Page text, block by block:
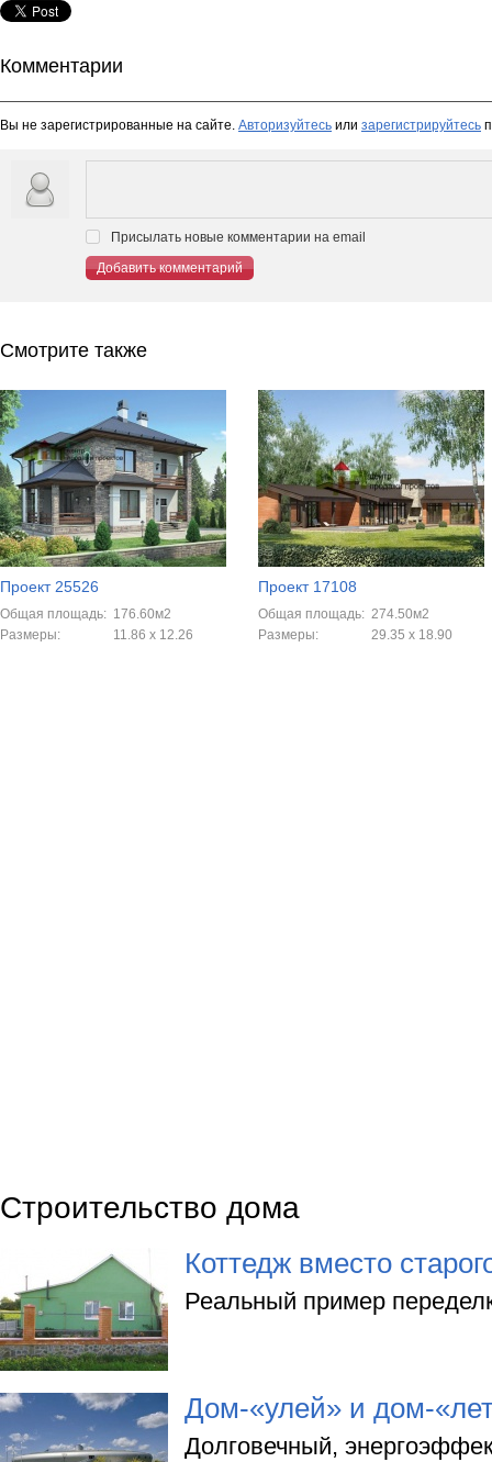
Комментарии
Вы не зарегистрированные на сайте. Авторизуйтесь или зарегистрируйтесь
Присылать новые комментарии на email
Добавить комментарий
Смотрите также
Проект 25526
Общая площадь: 176.60м2
Размеры:
11.86 x 12.26
Проект 17108
Общая площадь: 274.50м2
Размеры:
29.35 x 18.90
Строительство дома
Коттедж вместо
Реальный пример
Дом-«улей» и дом-
Долговечный,